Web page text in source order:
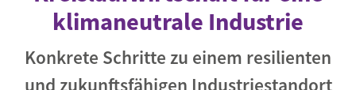
klimaneutrale Industrie
Konkrete Schritte zu einem resilienten
und zukunftsfähigen Industriestandort